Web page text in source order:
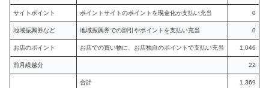
サイトポイント ポイントサイトのポイントを現金化か支払い充当 0
地域振興券など 地域振興券での割引やポイントを支払い充当 0
お店のポイント お店での買い物に、お店独自のポイントで支払い充当 1,046
前月繰越分 22
合計 1,369